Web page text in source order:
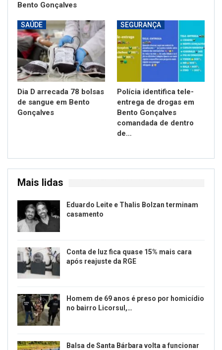
Bento Gonçalves
SAÚDE
Dia D arrecada 78 bolsas
de sangue em Bento
Gonçalves
SEGURANÇA
Polícia identifica tele-
entrega de drogas em
Bento Gonçalves
comandada de dentro
de…
Mais lidas
Eduardo Leite e Thalis Bolzan terminam
casamento
Conta de luz fica quase 15% mais cara
após reajuste da RGE
Homem de 69 anos é preso por homicídio
no bairro Licorsul,…
Balsa de Santa Bárbara volta a funcionar